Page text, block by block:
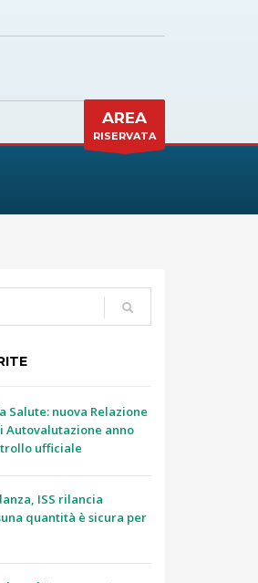
AREA
RISERVATA
Salute: nuova Relazione
Autovalutazione anno
ufficiale
ISS rilancia
quantità è sicura per